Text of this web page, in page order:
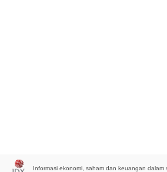
Informasi ekonomi, saham dan keuangan dalam